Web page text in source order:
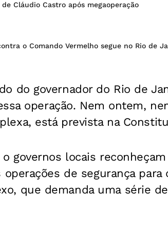
Cláudio Castro após megaoperação
o Comando Vermelho segue no Rio de
do governador do Rio de
operação. Nem ontem,
está prevista na
governos locais
de segurança para
que demanda uma série